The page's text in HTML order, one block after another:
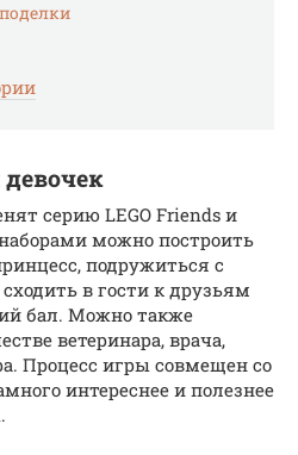
серию LEGO Friends и
можно построить
подружиться с
в гости к друзьям
бал. Можно также
ветеринара, врача,
Процесс игры совмещен со
интереснее и полезнее